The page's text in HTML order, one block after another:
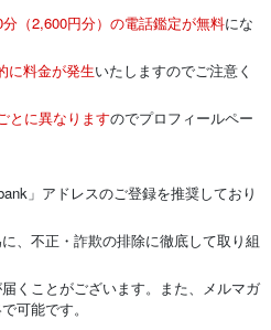
（2,600円分）の電話鑑定が無料にな
に料金が発生いたしますのでご注意く
とに異なりますのでプロフィールペー
」アドレスのご登録を推奨しており
、不正・詐欺の排除に徹底して取り組
くことがございます。また、メルマガ
可能です。